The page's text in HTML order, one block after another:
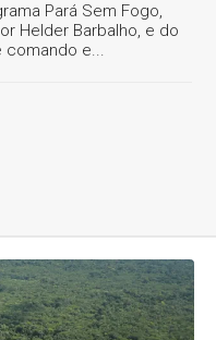
Pará Sem Fogo,
Helder Barbalho, e do
e...